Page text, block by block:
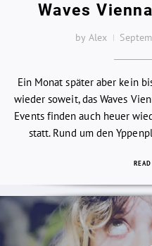
Waves
by Alex
Ein Monat später aber kein
wieder soweit, das Waves
Events finden auch heuer
statt. Rund um den